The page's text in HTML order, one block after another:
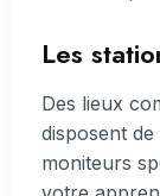
Les
Des lieux
disposent
moniteurs